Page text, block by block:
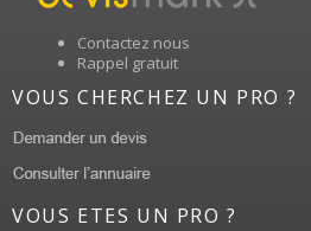
Contactez nous
Rappel gratuit
VOUS CHERCHEZ UN PRO ?
VOUS ETES UN PRO ?